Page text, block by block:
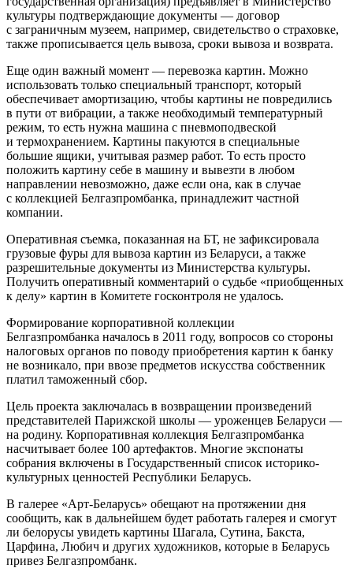
культуры подтверждающие документы — договор
с заграничным музеем, например, свидетельство о страховке,
также прописывается цель вывоза, сроки вывоза и возврата.
Еще один важный момент — перевозка картин. Можно
использовать только специальный транспорт, который
обеспечивает амортизацию, чтобы картины не повредились
в пути от вибрации, а также необходимый температурный
режим, то есть нужна машина с пневмоподвеской
и термохранением. Картины пакуются в специальные
большие ящики, учитывая размер работ. То есть просто
положить картину себе в машину и вывезти в любом
направлении невозможно, даже если она, как в случае
с коллекцией Белгазпромбанка, принадлежит частной
компании.
Оперативная съемка, показанная на БТ, не зафиксировала
грузовые фуры для вывоза картин из Беларуси, а также
разрешительные документы из Министерства культуры.
Получить оперативный комментарий о судьбе «приобщенных
к делу» картин в Комитете госконтроля не удалось.
Формирование корпоративной коллекции
Белгазпромбанка началось в 2011 году, вопросов со стороны
налоговых органов по поводу приобретения картин к банку
не возникало, при ввозе предметов искусства собственник
платил таможенный сбор.
Цель проекта заключалась в возвращении произведений
представителей Парижской школы — уроженцев Беларуси —
на родину. Корпоративная коллекция Белгазпромбанка
насчитывает более 100 артефактов. Многие экспонаты
собрания включены в Государственный список историко-
культурных ценностей Республики Беларусь.
В галерее «Арт-Беларусь» обещают на протяжении дня
сообщить, как в дальнейшем будет работать галерея и смогут
ли белорусы увидеть картины Шагала, Сутина, Бакста,
Царфина, Любич и других художников, которые в Беларусь
привез Белгазпромбанк.